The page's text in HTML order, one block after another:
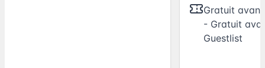
Gratuit
- Gratuit
Guestlist